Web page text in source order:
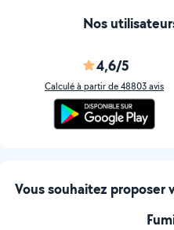
Nos
4,6/5
Calculé à partir de 48803 avis
Vous souhaitez proposer